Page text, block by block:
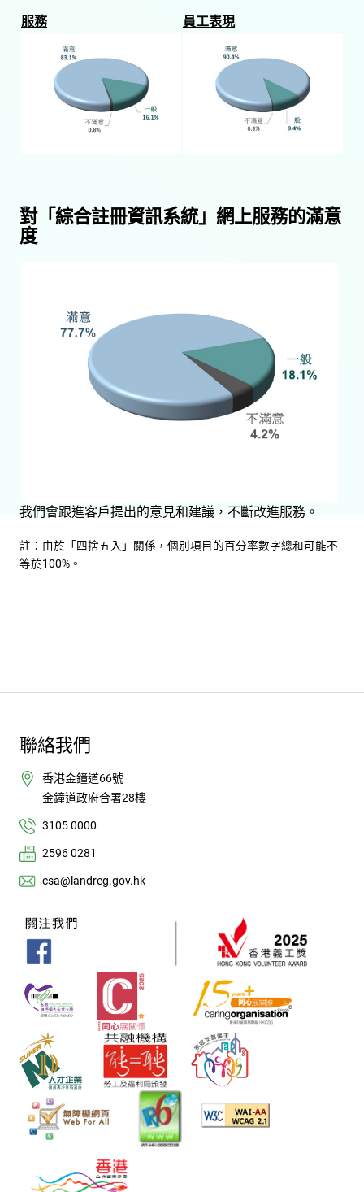
服務 員工表現
對「綜合註冊資訊系統」網上服務的滿意
度
我們會跟進客戶提出的意見和建議，不斷改進服務。
註：由於「四捨五入」關係，個別項目的百分率數字總和可能不
等於100%。
聯絡我們
香港金鐘道66號
金鐘道政府合署28樓
3105 0000
2596 0281
csa@landreg.gov.hk